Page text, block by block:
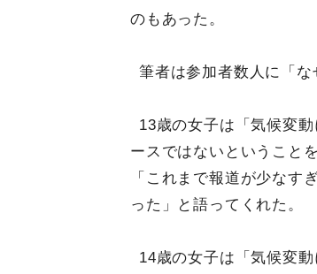
のもあった。
筆者は参加者数人に「な
13歳の女子は「気候変
ースではないということ
「これまで報道が少なす
った」と語ってくれた。
14歳の女子は「気候変